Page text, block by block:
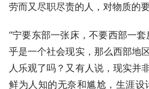
劳而又尽职尽责的人，对物质的要
“宁要东部一张床，不要西部一
乎是一个社会现实，那么西部地
人乐观了吗？又有人说，现实并
鲜为人知的无奈和尴尬，生涯设